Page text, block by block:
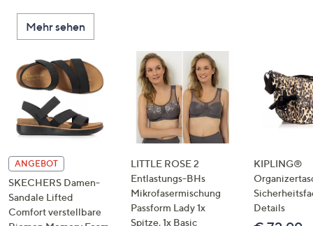
nach
unten
oder
wischen
Sie
Touch-
Geräten
links
bzw.
rechts,
um
Mehr sehen
ANGEBOT
SKECHERS Damen-
Sandale Lifted
Comfort verstellbare
LITTLE ROSE 2
Entlastungs-BHs
Mikrofasermischung
Passform Lady 1x
Spitze, 1x Basic
KIPLING®
Details